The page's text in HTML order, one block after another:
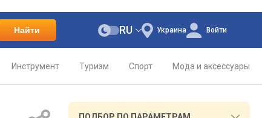
Найти Украина
RU Войти
Инструмент Туризм Спорт Мода и аксессуары